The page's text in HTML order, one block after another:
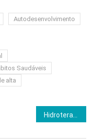
Autodesenvolvimento
Saudáveis
alta
Hidroterapia: 7 Benefícios Poderosos Para Corpo e Mente